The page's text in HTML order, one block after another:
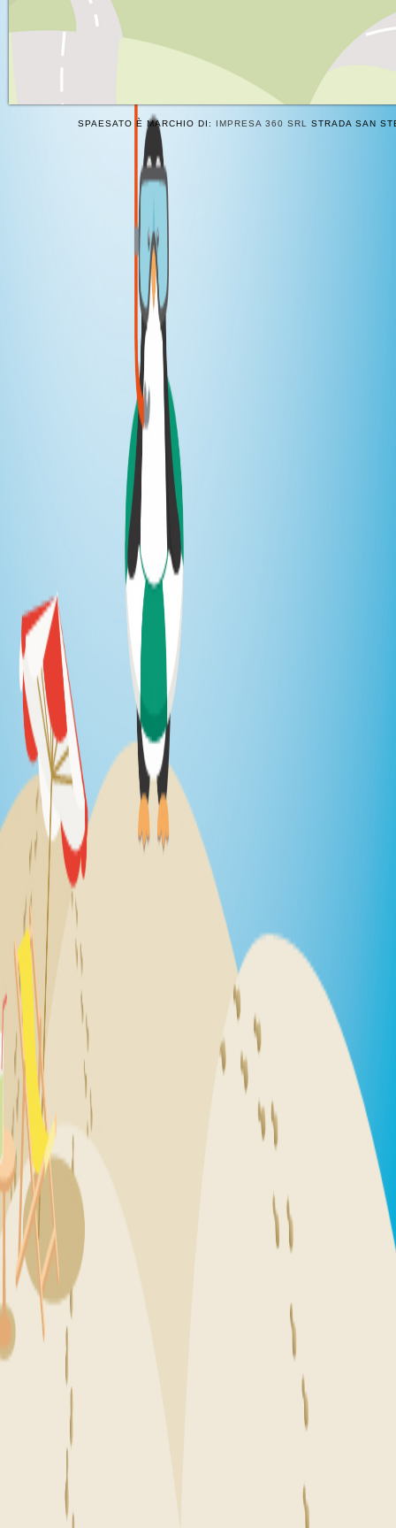
SPAESATO È MARCHIO DI: IMPRESA 360 SRL STRADA SAN